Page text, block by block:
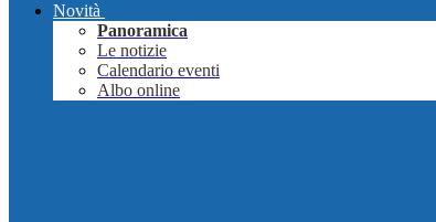
Novità
Panoramica
Le notizie
Calendario eventi
Albo online